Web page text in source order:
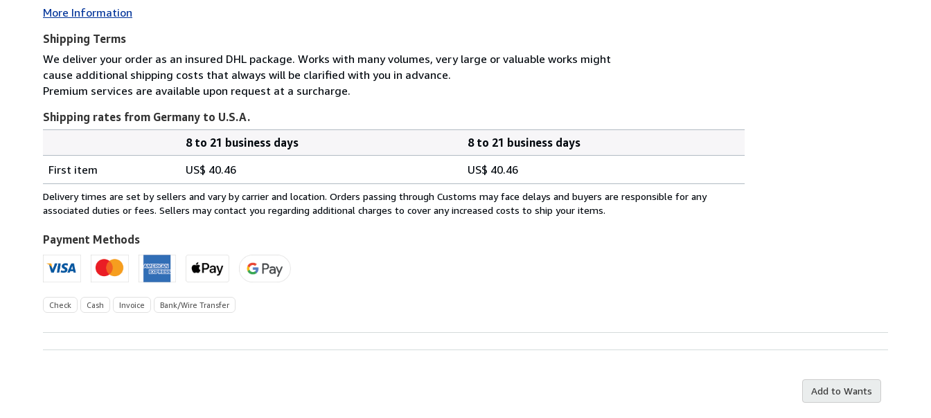
More Information
Shipping Terms
We deliver your order as an insured DHL package. Works with many volumes, very large or valuable works might
cause additional shipping costs that always will be clarified with you in advance.
Premium services are available upon request at a surcharge.
Shipping rates from Germany to U.S.A.
rates
from
Germany
U.S.A.
8 to 21 business days
8 to 21 business days
First item
US$ 40.46 US$ 40.46
Delivery times are set by sellers and vary by carrier and location. Orders passing through Customs may face delays and buyers are responsible for any
associated duties or fees. Sellers may contact you regarding additional charges to cover any increased costs to ship your items.
Payment Methods
Check Cash Invoice Bank/Wire Transfer
Add to Wants